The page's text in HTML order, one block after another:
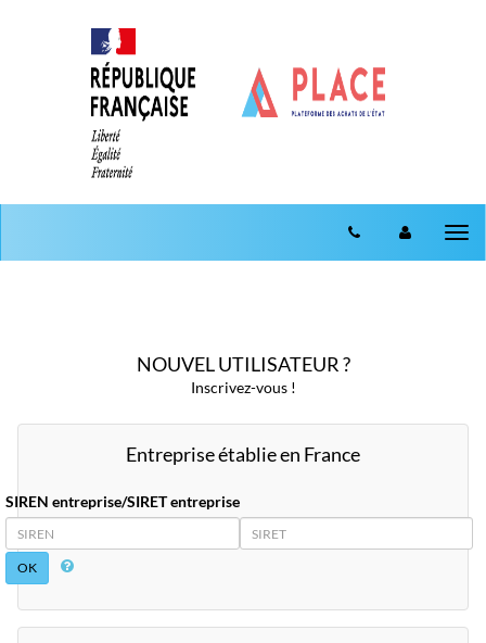
NOUVEL UTILISATEUR ?
Inscrivez-vous !
Entreprise établie en France
SIREN entreprise/SIRET entreprise
SIREN
SIRET